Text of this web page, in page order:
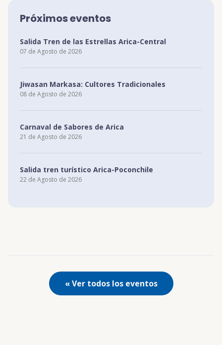
Próximos eventos
Salida Tren de las Estrellas Arica-Central
07 de Agosto de 2026
Jiwasan Markasa: Cultores Tradicionales
08 de Agosto de 2026
Carnaval de Sabores de Arica
21 de Agosto de 2026
Salida tren turístico Arica-Poconchile
22 de Agosto de 2026
« Ver todos los eventos